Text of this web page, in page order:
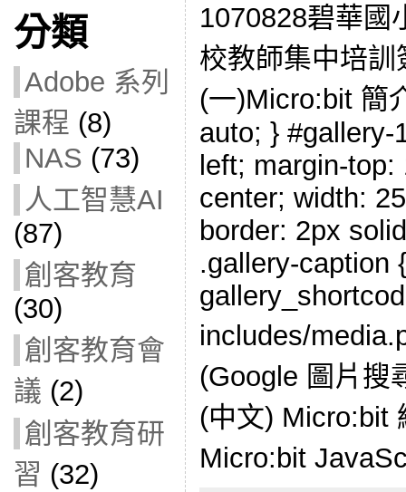
分類
Adobe 系列
課程 (8)
NAS (73)
人工智慧AI
(87)
創客教育
(30)
創客教育會
議 (2)
創客教育研
習 (32)
1070828碧華國
校教師集中培
(一)Micro:bit 簡
auto; } #gallery-
left; margin-
center; width:
border: 2px
.gallery-caption
includes/
(Google 圖片搜
(中文) Micro:bit
Micro:bit